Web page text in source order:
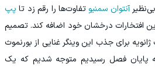
آنتوان سمنیو تفاوت‌ها را رقم زد تا پپ
افتخارات درخشان خود اضافه کند. تصمیم
ژانویه برای جذب این وینگر غنایی از بورنموث
پایان فصل رسیدیم متوجه شدیم که یک